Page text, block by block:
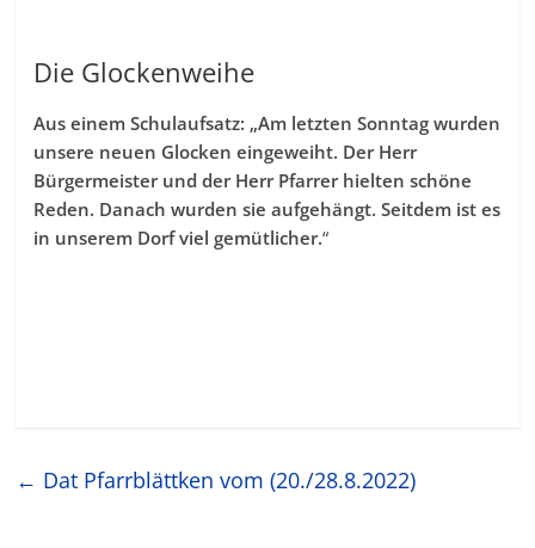
Die Glockenweihe
Aus einem Schulaufsatz: „Am letzten Sonntag wurden
unsere neuen Glocken eingeweiht. Der Herr
Bürgermeister und der Herr Pfarrer hielten schöne
Reden. Danach wurden sie aufgehängt. Seitdem ist es
in unserem Dorf viel gemütlicher.“
← Dat Pfarrblättken vom (20./28.8.2022)